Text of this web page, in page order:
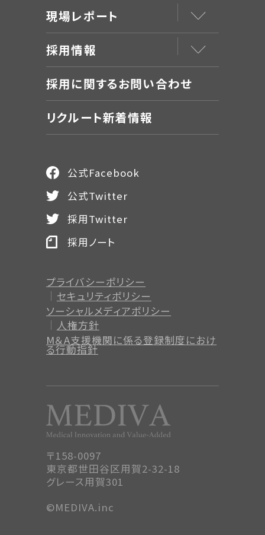
現場レポート
採用情報
採用に関するお問い合わせ
リクルート新着情報
〒158-0097
東京都世田谷区用賀2-32-18
グレース用賀301
プライバシーポリシー
セキュリティポリシー
ソーシャルメディアポリシー
人権方針
M＆A支援機関に係る登録制度におけ
る行動指針
公式Facebook
公式Twitter
採用Twitter
採用ノート
©MEDIVA.inc